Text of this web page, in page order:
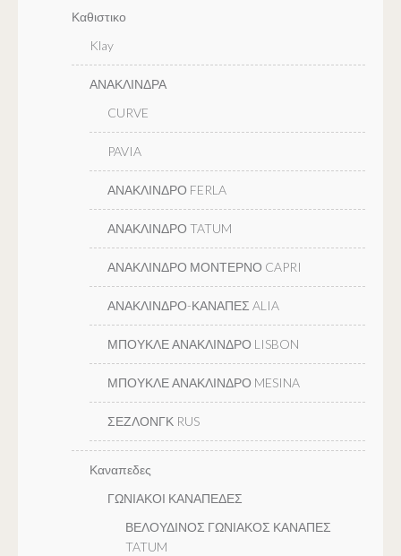
Καθιστικο
Klay
ΑΝΑΚΛΙΝΔΡΑ
CURVE
PAVIA
ΑΝΑΚΛΙΝΔΡΟ FERLA
ΑΝΑΚΛΙΝΔΡΟ TATUM
ΑΝΑΚΛΙΝΔΡΟ ΜΟΝΤΕΡΝΟ CAPRI
ΑΝΑΚΛΙΝΔΡΟ-ΚΑΝΑΠΕΣ ALIA
ΜΠΟΥΚΛΕ ΑΝΑΚΛΙΝΔΡΟ LISBON
ΜΠΟΥΚΛΕ ΑΝΑΚΛΙΝΔΡΟ MESINA
ΣΕΖΛΟΝΓΚ RUS
Καναπεδες
ΓΩΝΙΑΚΟΙ ΚΑΝΑΠΕΔΕΣ
ΒΕΛΟΥΔΙΝΟΣ ΓΩΝΙΑΚΟΣ ΚΑΝΑΠΕΣ
TATUM